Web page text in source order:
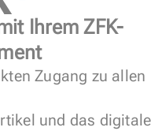
Ihrem ZFK-
Zugang zu allen
und das digitale